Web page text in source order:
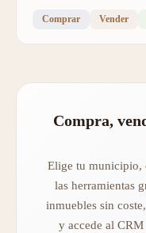
Comprar Vender
Compra,
Elige tu municipio,
las herramientas
inmuebles sin
y accede al